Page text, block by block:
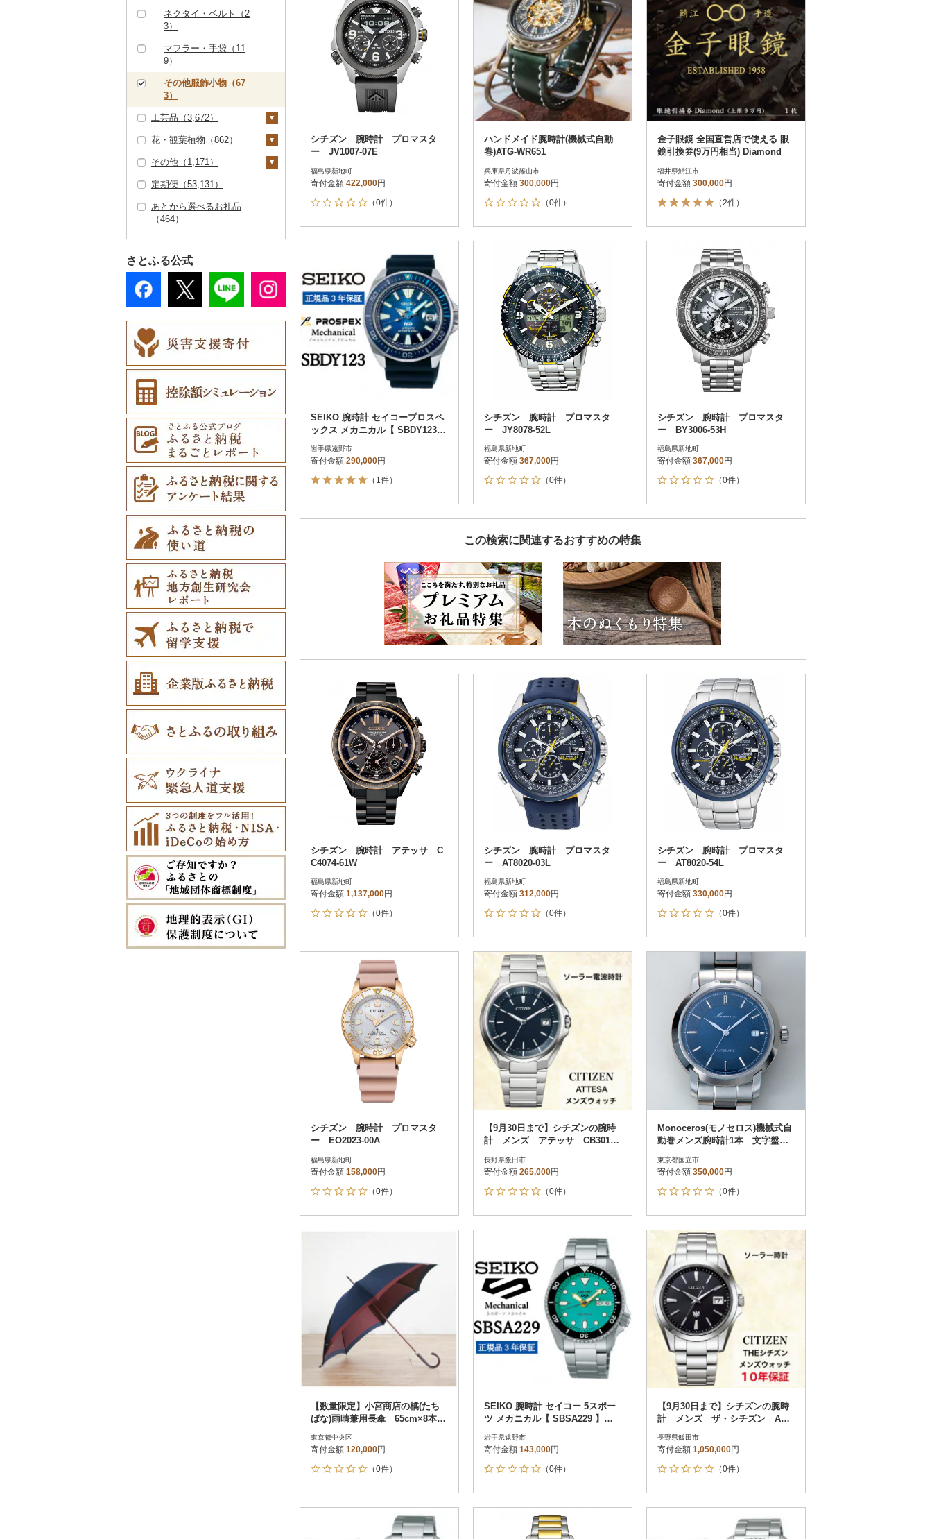
その他体験・チケット
（3,144）
ペット用品（398）
防災グッズ（217）
その他雑貨（3,242）
その他アクセサリー
ネクタイ・ベルト（2
3）
マフラー・手袋（11
9）
その他服飾小物（67
3）
工芸品（3,672）
織物（360）
本場奄美大島紬（2
陶器・漆器（663）
信楽焼（34）
唐津焼（3）
村上木彫堆朱（10）
その他陶器・漆器（5
22）
その他装飾品・工芸品
数珠（57）
工芸品（2,099）
播州そろばん（0）
美濃和紙（0）
民芸品（307）
花・観葉植物（862）
観葉植物・苗木（14
胡蝶蘭（30）
造花・プリザーブドフ
ラワー（59）
その他花（622）
盆栽・その他（49）
その他（1,171）
地域サービス（483）
その他（719）
定期便（53,131）
あとから選べるお礼品
（464）
さとふる公式
シチズン 腕時計 プロマスタ
ー JV1007-07E
福島県新地町
寄付金額 422,000円
（0件）
ハンドメイド腕時計(機械式自動
巻)ATG-WR651
兵庫県丹波篠山市
寄付金額 300,000円
（0件）
金子眼鏡 全国直営店で使える 眼
鏡引換券(9万円相当) Diamond
福井県鯖江市
寄付金額 300,000円
（2件）
SEIKO 腕時計 セイコープロスペ
ックス メカニカル【 SBDY123
岩手県遠野市
寄付金額 290,000円
（1件）
シチズン 腕時計 プロマスタ
ー JY8078-52L
福島県新地町
寄付金額 367,000円
（0件）
シチズン 腕時計 プロマスタ
ー BY3006-53H
福島県新地町
寄付金額 367,000円
（0件）
この検索に関連するおすすめの特集
シチズン 腕時計 アテッサ C
C4074-61W
福島県新地町
寄付金額 1,137,000円
（0件）
シチズン 腕時計 プロマスタ
ー AT8020-03L
福島県新地町
寄付金額 312,000円
（0件）
シチズン 腕時計 プロマスタ
ー AT8020-54L
福島県新地町
寄付金額 330,000円
（0件）
シチズン 腕時計 プロマスタ
ー EO2023-00A
福島県新地町
寄付金額 158,000円
（0件）
【9月30日まで】シチズンの腕時
計 メンズ アテッサ CB3010-
長野県飯田市
寄付金額 265,000円
（0件）
Monoceros(モノセロス)機械式自
動巻メンズ腕時計1本 文字盤ブ
東京都国立市
寄付金額 350,000円
（0件）
【数量限定】小宮商店の橘(たち
ばな)雨晴兼用長傘 65cm×8本
東京都中央区
寄付金額 120,000円
（0件）
SEIKO 腕時計 セイコー 5スポー
ツ メカニカル【 SBSA229 】正
岩手県遠野市
寄付金額 143,000円
（0件）
【9月30日まで】シチズンの腕時
計 メンズ ザ・シチズン AQ4
長野県飯田市
寄付金額 1,050,000円
（0件）